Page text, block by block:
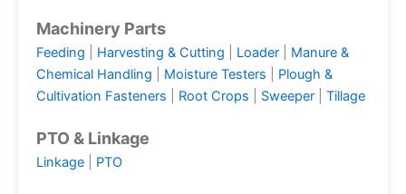
Machinery Parts
Feeding Harvesting & Cutting Loader
Manure &
Chemical Handling
Moisture Testers
Plough &
Cultivation Fasteners
Root Crops Sweeper Tillage
PTO & Linkage
Linkage PTO